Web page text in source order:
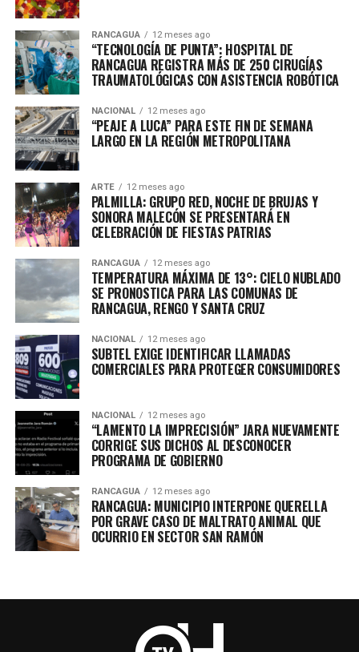
RANCAGUA 12 meses ago
“TECNOLOGÍA DE PUNTA”: HOSPITAL DE
RANCAGUA REGISTRA MÁS DE 250 CIRUGÍAS
TRAUMATOLÓGICAS CON ASISTENCIA ROBÓTICA
NACIONAL 12 meses ago
“PEAJE A LUCA” PARA ESTE FIN DE SEMANA
LARGO EN LA REGIÓN METROPOLITANA
ARTE 12 meses ago
PALMILLA: GRUPO RED, NOCHE DE BRUJAS Y
SONORA MALECÓN SE PRESENTARÁ EN
CELEBRACIÓN DE FIESTAS PATRIAS
RANCAGUA 12 meses ago
TEMPERATURA MÁXIMA DE 13°: CIELO NUBLADO
SE PRONOSTICA PARA LAS COMUNAS DE
RANCAGUA, RENGO Y SANTA CRUZ
NACIONAL 12 meses ago
SUBTEL EXIGE IDENTIFICAR LLAMADAS
COMERCIALES PARA PROTEGER CONSUMIDORES
NACIONAL 12 meses ago
“LAMENTO LA IMPRECISIÓN” JARA NUEVAMENTE
CORRIGE SUS DICHOS AL DESCONOCER
PROGRAMA DE GOBIERNO
RANCAGUA 12 meses ago
RANCAGUA: MUNICIPIO INTERPONE QUERELLA
POR GRAVE CASO DE MALTRATO ANIMAL QUE
OCURRIO EN SECTOR SAN RAMÓN